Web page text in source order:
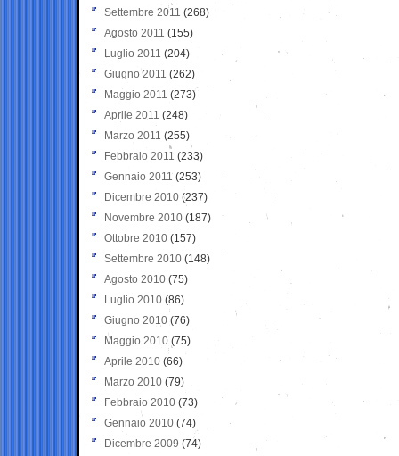
Settembre 2011 (268)
Agosto 2011 (155)
Luglio 2011 (204)
Giugno 2011 (262)
Maggio 2011 (273)
Aprile 2011 (248)
Marzo 2011 (255)
Febbraio 2011 (233)
Gennaio 2011 (253)
Dicembre 2010 (237)
Novembre 2010 (187)
Ottobre 2010 (157)
Settembre 2010 (148)
Agosto 2010 (75)
Luglio 2010 (86)
Giugno 2010 (76)
Maggio 2010 (75)
Aprile 2010 (66)
Marzo 2010 (79)
Febbraio 2010 (73)
Gennaio 2010 (74)
Dicembre 2009 (74)